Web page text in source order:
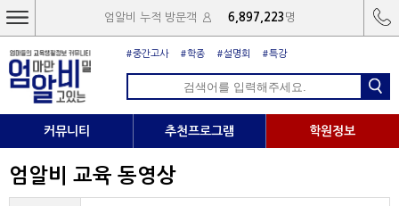
엄알비 누적 방문객 6,897,223 명
#중간고사 #학종 #설명회 #특강
커뮤니티 추천프로그램 학원정보
엄알비 교육 동영상